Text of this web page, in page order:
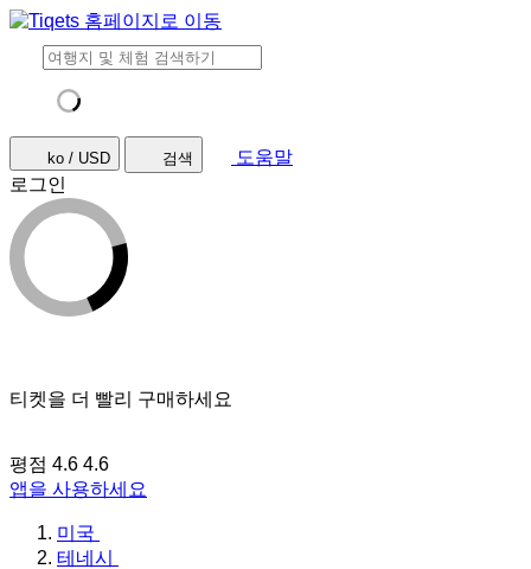
ko / USD 검색
도움말
로그인
티켓을 더 빨리 구매하세요
평점 4.6 4.6
앱을 사용하세요
미국
테네시